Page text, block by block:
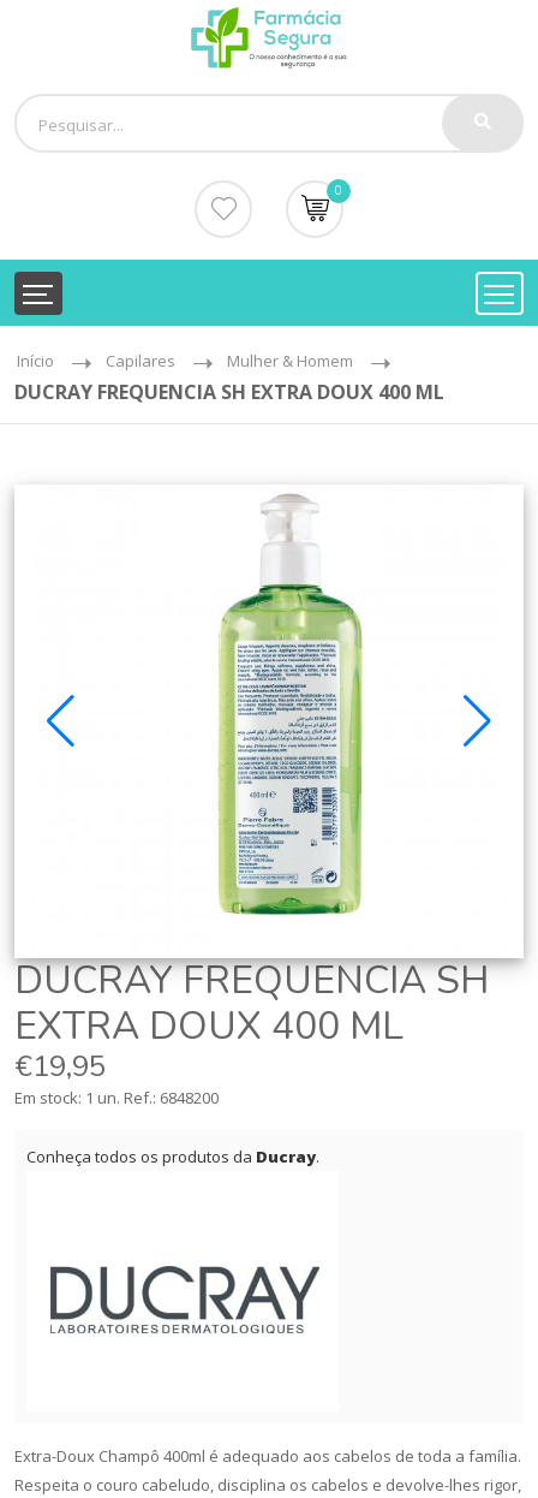
0
Início Capilares Mulher & Homem
DUCRAY FREQUENCIA SH EXTRA DOUX 400 ML
DUCRAY FREQUENCIA SH
EXTRA DOUX 400 ML
€19,95
Em stock: 1 un. Ref.: 6848200
Conheça todos os produtos da Ducray.
Extra-Doux Champô 400ml é adequado aos cabelos de toda a família.
Respeita o couro cabeludo, disciplina os cabelos e devolve-lhes rigor,